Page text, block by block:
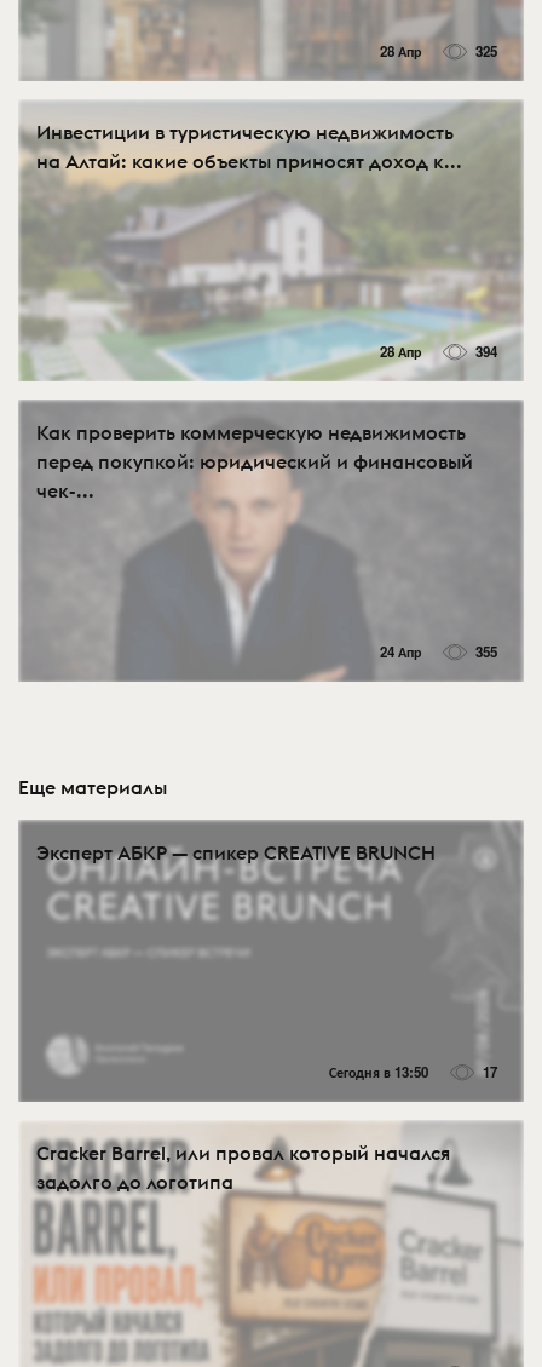
28 Апр 325
Инвестиции в туристическую недвижимость
на Алтай: какие объекты приносят доход к...
28 Апр 394
Как проверить коммерческую недвижимость
перед покупкой: юридический и финансовый
чек-...
24 Апр 355
Еще материалы
Эксперт АБКР — спикер CREATIVE BRUNCH
Сегодня в 13:50 17
Cracker Barrel, или провал который начался
задолго до логотипа